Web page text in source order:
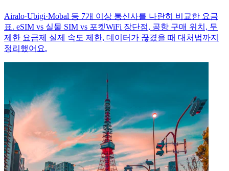
Airalo·Ubigi·Mobal 등 7개 이상 통신사를 나란히 비교한 요금
표. eSIM vs 실물 SIM vs 포켓WiFi 장단점, 공항 구매 위치, 무
제한 요금제 실제 속도 제한, 데이터가 끊겼을 때 대처법까지
정리했어요.